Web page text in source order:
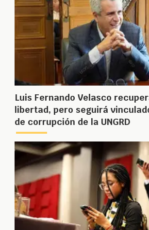
Luis Fernando Velasco
libertad, pero seguirá
de corrupción de la UNGRD